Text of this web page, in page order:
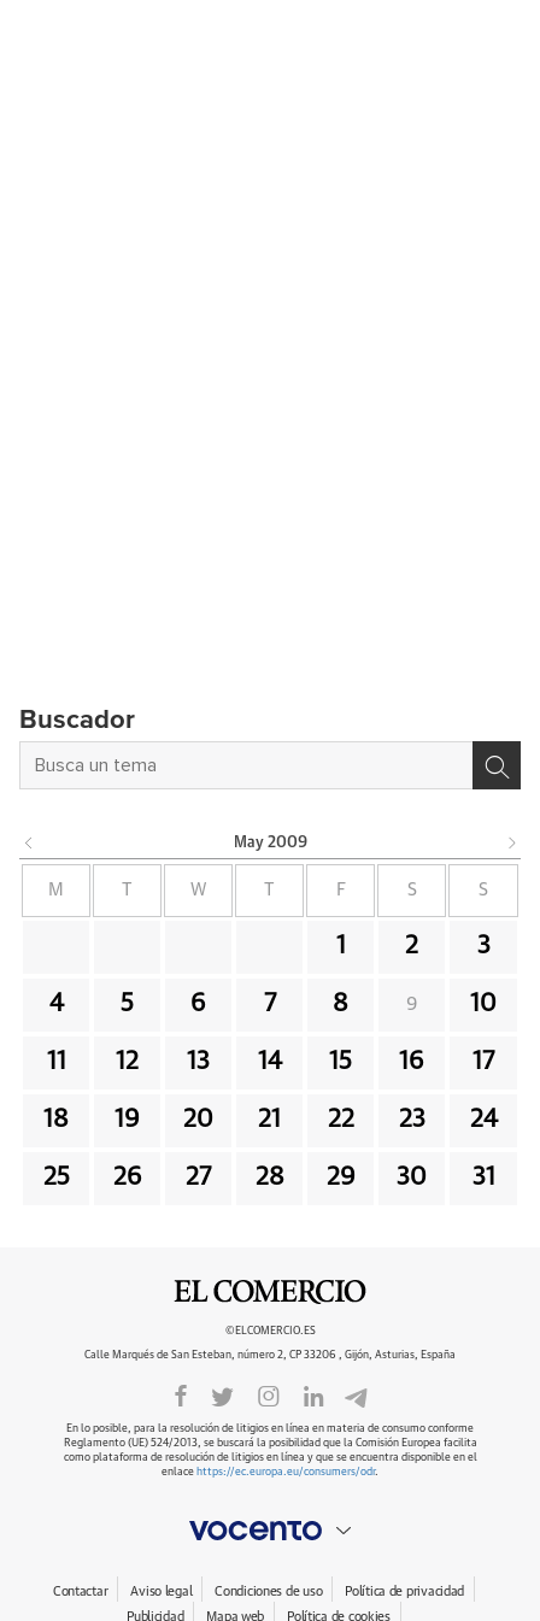
Buscador
May 2009
M W F S S
1 2 3
4 5 6 7 8 9 10
11 12 13 14 15 16 17
18 19 20 21 22 23 24
25 26 27 28 29 30 31
©ELCOMERCIO.ES
Calle Marqués de San Esteban, número 2, CP 33206 , Gijón, Asturias, España
En lo posible, para la resolución de litigios en línea en materia de consumo conforme
Reglamento (UE) 524/2013, se buscará la posibilidad que la Comisión Europea facilita
como plataforma de resolución de litigios en línea y que se encuentra disponible en el
enlace https://ec.europa.eu/consumers/odr.
Contactar Aviso legal Condiciones de uso
Política de privacidad
Publicidad
Mapa web Política de cookies